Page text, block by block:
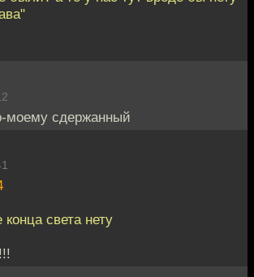
моему сдержанный
света нету